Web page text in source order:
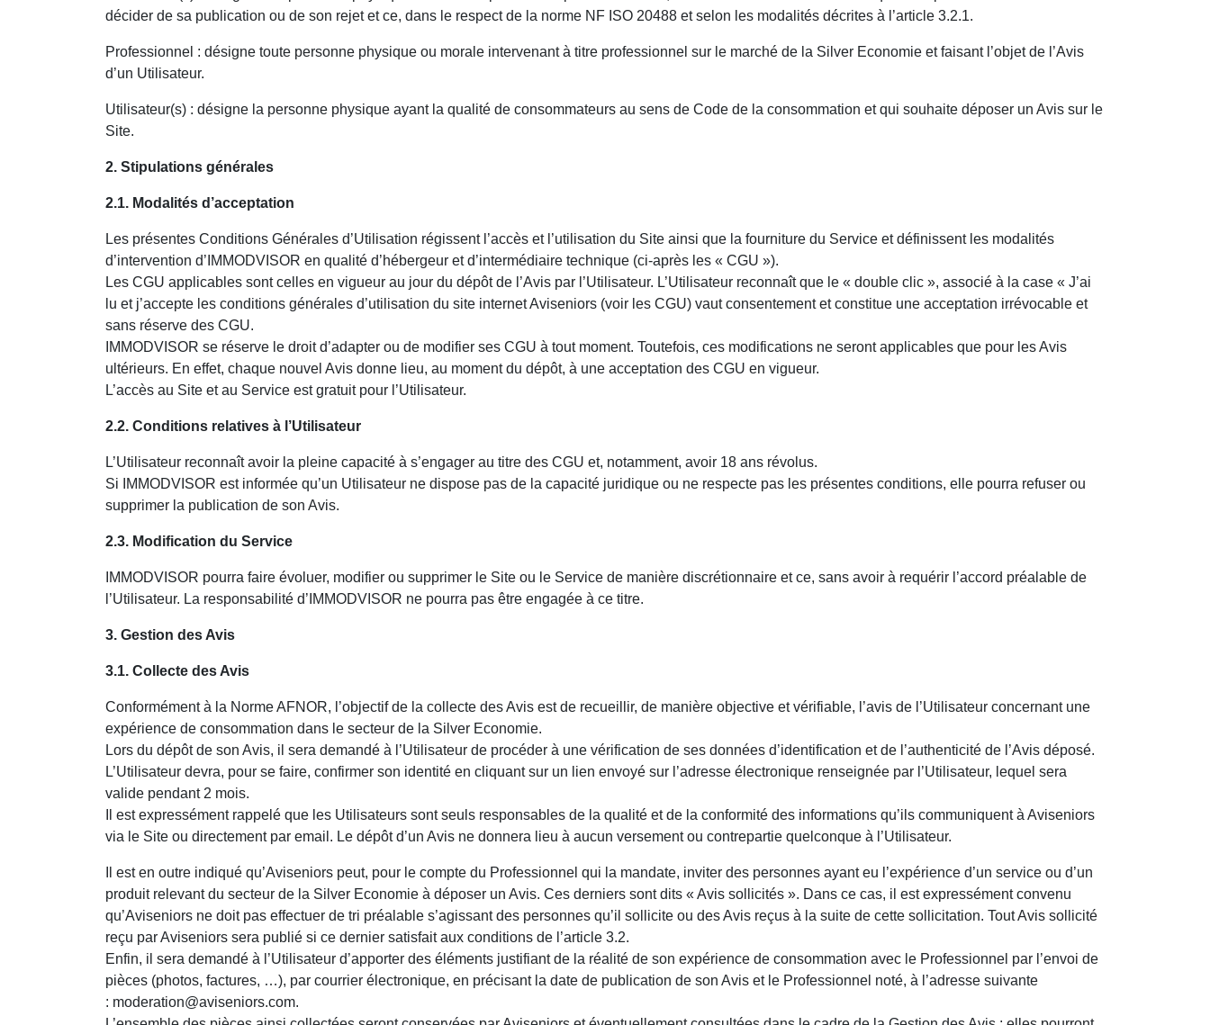
décider de sa publication ou de son rejet et ce, dans le respect de la norme NF ISO 20488 et selon les modalités décrites à l’article 3.2.1.
Professionnel : désigne toute personne physique ou morale intervenant à titre professionnel sur le marché de la Silver Economie et faisant l’objet de l’Avis
d’un Utilisateur.
Utilisateur(s) : désigne la personne physique ayant la qualité de consommateurs au sens de Code de la consommation et qui souhaite déposer un Avis sur le
Site.
2. Stipulations générales
2.1. Modalités d’acceptation
Les présentes Conditions Générales d’Utilisation régissent l’accès et l’utilisation du Site ainsi que la fourniture du Service et définissent les modalités
d’intervention d’IMMODVISOR en qualité d’hébergeur et d’intermédiaire technique (ci-après les « CGU »).
Les CGU applicables sont celles en vigueur au jour du dépôt de l’Avis par l’Utilisateur. L’Utilisateur reconnaît que le « double clic », associé à la case « J’ai
lu et j’accepte les conditions générales d’utilisation du site internet Aviseniors (voir les CGU) vaut consentement et constitue une acceptation irrévocable et
sans réserve des CGU.
IMMODVISOR se réserve le droit d’adapter ou de modifier ses CGU à tout moment. Toutefois, ces modifications ne seront applicables que pour les Avis
ultérieurs. En effet, chaque nouvel Avis donne lieu, au moment du dépôt, à une acceptation des CGU en vigueur.
L’accès au Site et au Service est gratuit pour l’Utilisateur.
2.2. Conditions relatives à l’Utilisateur
L’Utilisateur reconnaît avoir la pleine capacité à s’engager au titre des CGU et, notamment, avoir 18 ans révolus.
Si IMMODVISOR est informée qu’un Utilisateur ne dispose pas de la capacité juridique ou ne respecte pas les présentes conditions, elle pourra refuser ou
supprimer la publication de son Avis.
2.3. Modification du Service
IMMODVISOR pourra faire évoluer, modifier ou supprimer le Site ou le Service de manière discrétionnaire et ce, sans avoir à requérir l’accord préalable de
l’Utilisateur. La responsabilité d’IMMODVISOR ne pourra pas être engagée à ce titre.
3. Gestion des Avis
3.1. Collecte des Avis
Conformément à la Norme AFNOR, l’objectif de la collecte des Avis est de recueillir, de manière objective et vérifiable, l’avis de l’Utilisateur concernant une
expérience de consommation dans le secteur de la Silver Economie.
Lors du dépôt de son Avis, il sera demandé à l’Utilisateur de procéder à une vérification de ses données d’identification et de l’authenticité de l’Avis déposé.
L’Utilisateur devra, pour se faire, confirmer son identité en cliquant sur un lien envoyé sur l’adresse électronique renseignée par l’Utilisateur, lequel sera
valide pendant 2 mois.
Il est expressément rappelé que les Utilisateurs sont seuls responsables de la qualité et de la conformité des informations qu’ils communiquent à Aviseniors
via le Site ou directement par email. Le dépôt d’un Avis ne donnera lieu à aucun versement ou contrepartie quelconque à l’Utilisateur.
Il est en outre indiqué qu’Aviseniors peut, pour le compte du Professionnel qui la mandate, inviter des personnes ayant eu l’expérience d’un service ou d’un
produit relevant du secteur de la Silver Economie à déposer un Avis. Ces derniers sont dits « Avis sollicités ». Dans ce cas, il est expressément convenu
qu’Aviseniors ne doit pas effectuer de tri préalable s’agissant des personnes qu’il sollicite ou des Avis reçus à la suite de cette sollicitation. Tout Avis sollicité
reçu par Aviseniors sera publié si ce dernier satisfait aux conditions de l’article 3.2.
Enfin, il sera demandé à l’Utilisateur d’apporter des éléments justifiant de la réalité de son expérience de consommation avec le Professionnel par l’envoi de
pièces (photos, factures, …), par courrier électronique, en précisant la date de publication de son Avis et le Professionnel noté, à l’adresse suivante
: moderation@aviseniors.com.